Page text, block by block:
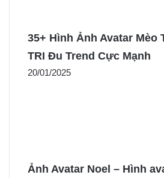
35+ Hình Ảnh Avatar Mèo
TRI Đu Trend Cực Mạnh
20/01/2025
Ảnh Avatar Noel – Hình